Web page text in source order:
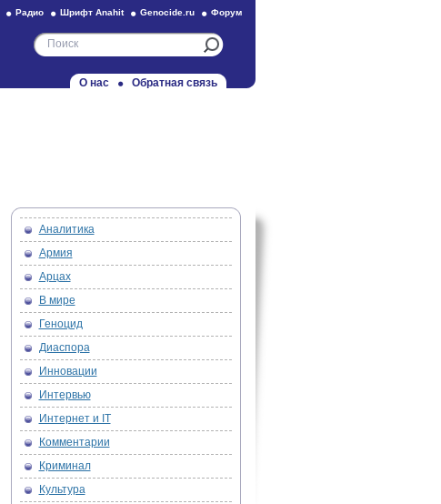
Радио Шрифт Anahit Genocide.ru Форум
О нас Обратная связь
Аналитика
Армия
Арцах
В мире
Геноцид
Диаспора
Инновации
Интервью
Интернет и IT
Комментарии
Криминал
Культура